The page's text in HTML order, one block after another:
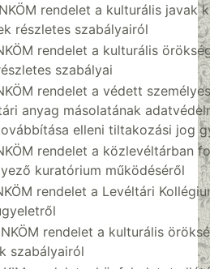
rendelet a kulturális javak
részletes szabályairól
rendelet a kulturális
szabályai
rendelet a védett
anyag másolatának
elleni tiltakozási jog
rendelet a közlevéltárban
kuratórium működéséről
rendelet a Levéltári
rendelet a kulturális
szabályairól